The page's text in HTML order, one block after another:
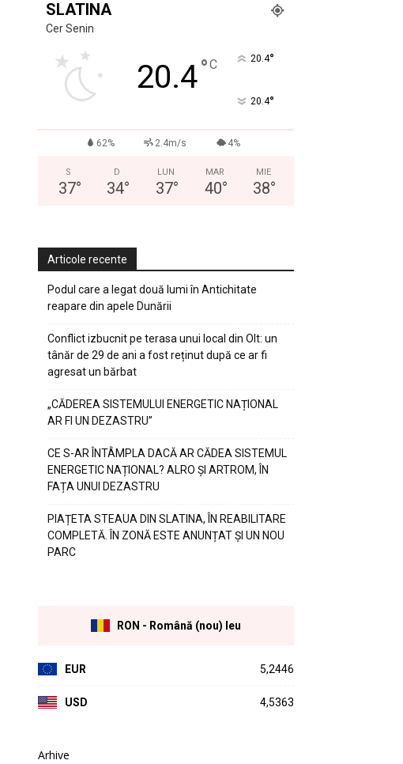
SLATINA
Cer Senin
20.4°C 20.4°
20.4°
62% 2.4m/s 4%
S
37°
D
34°
LUN
37°
MAR
40°
MIE
38°
Articole recente
Podul care a legat două lumi în Antichitate
reapare din apele Dunării
Conflict izbucnit pe terasa unui local din Olt: un
tânăr de 29 de ani a fost reținut după ce ar fi
agresat un bărbat
„CĂDEREA SISTEMULUI ENERGETIC NAȚIONAL
AR FI UN DEZASTRU”
CE S-AR ÎNTÂMPLA DACĂ AR CĂDEA SISTEMUL
ENERGETIC NAȚIONAL? ALRO ȘI ARTROM, ÎN
FAȚA UNUI DEZASTRU
PIAȚETA STEAUA DIN SLATINA, ÎN REABILITARE
COMPLETĂ. ÎN ZONĂ ESTE ANUNȚAT ȘI UN NOU
PARC
RON - Română (nou) leu
EUR 5,2446
USD 4,5363
Arhive